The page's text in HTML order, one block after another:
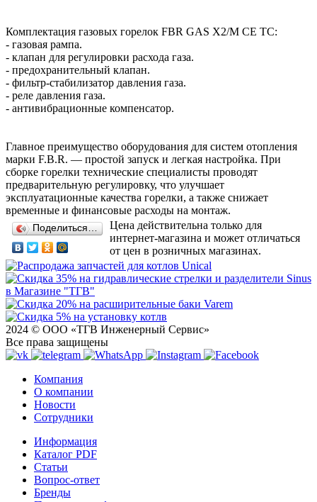
Комплектация газовых горелок FBR GAS X2/M CE TC:
- газовая рампа.
- клапан для регулировки расхода газа.
- предохранительный клапан.
- фильтр-стабилизатор давления газа.
- реле давления газа.
- антивибрационные компенсатор.
Главное преимущество оборудования для систем отопления
марки F.B.R. — простой запуск и легкая настройка. При
сборке горелки технические специалисты проводят
предварительную регулировку, что улучшает
эксплуатационные качества горелки, а также снижает
временные и финансовые расходы на монтаж.
Поделиться…
Цена действительна только для
интернет-магазина и может отличаться
от цен в розничных магазинах.
2024 © ООО «ТГВ Инженерный Сервис»
Все права защищены
Компания
О компании
Новости
Сотрудники
Информация
Каталог PDF
Статьи
Вопрос-ответ
Бренды